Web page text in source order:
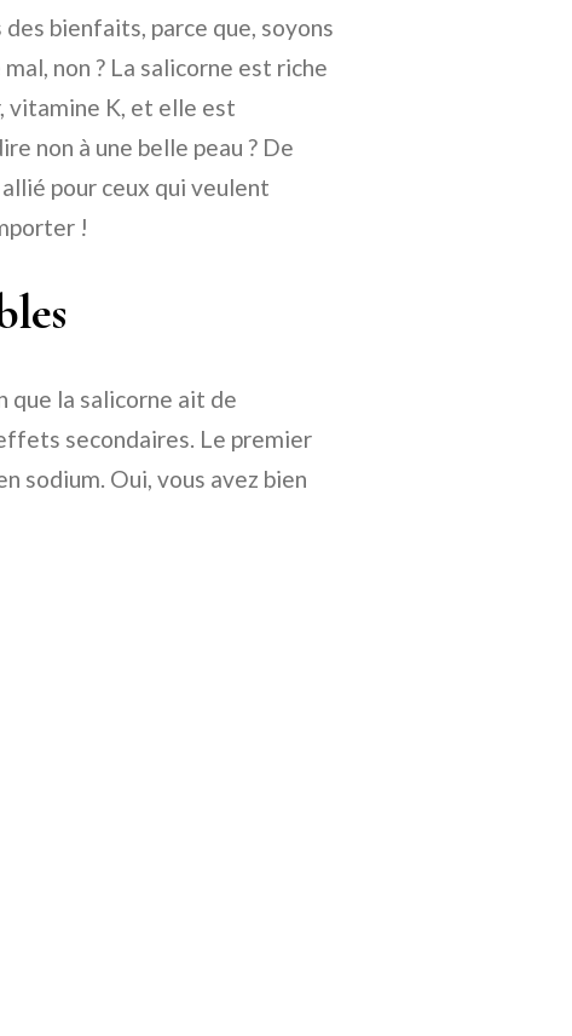
bienfaits, parce que, soyons
non ? La salicorne est riche
vitamine K, et elle est
non à une belle peau ? De
pour ceux qui veulent
!
que la salicorne ait de
secondaires. Le premier
sodium. Oui, vous avez bien